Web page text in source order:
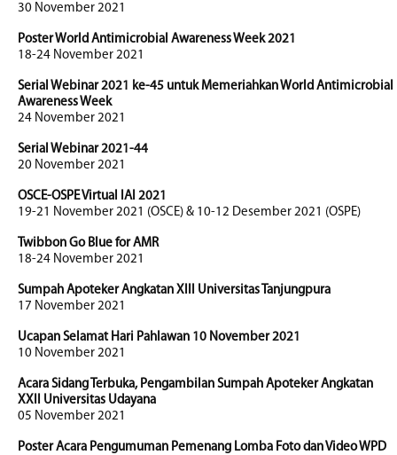
30 November 2021
Poster World Antimicrobial Awareness Week 2021
18-24 November 2021
Serial Webinar 2021 ke-45 untuk Memeriahkan World Antimicrobial
Awareness Week
24 November 2021
Serial Webinar 2021-44
20 November 2021
OSCE-OSPE Virtual IAI 2021
19-21 November 2021 (OSCE) & 10-12 Desember 2021 (OSPE)
Twibbon Go Blue for AMR
18-24 November 2021
Sumpah Apoteker Angkatan XIII Universitas Tanjungpura
17 November 2021
Ucapan Selamat Hari Pahlawan 10 November 2021
10 November 2021
Acara Sidang Terbuka, Pengambilan Sumpah Apoteker Angkatan
XXII Universitas Udayana
05 November 2021
Poster Acara Pengumuman Pemenang Lomba Foto dan Video WPD